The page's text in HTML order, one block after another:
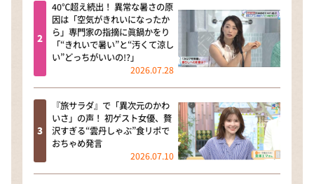
40℃超え続出！ 異常な暑さの原
因は「空気がきれいになったか
ら」専門家の指摘に眞鍋かをり
「“きれいで暑い”と“汚くて涼し
い”どっちがいいの!?」
2026.07.28
『旅サラダ』で「異次元のかわ
いさ」の声！ 初ゲスト女優、贅
沢すぎる“雲丹しゃぶ”食リポで
おちゃめ発言
2026.07.10